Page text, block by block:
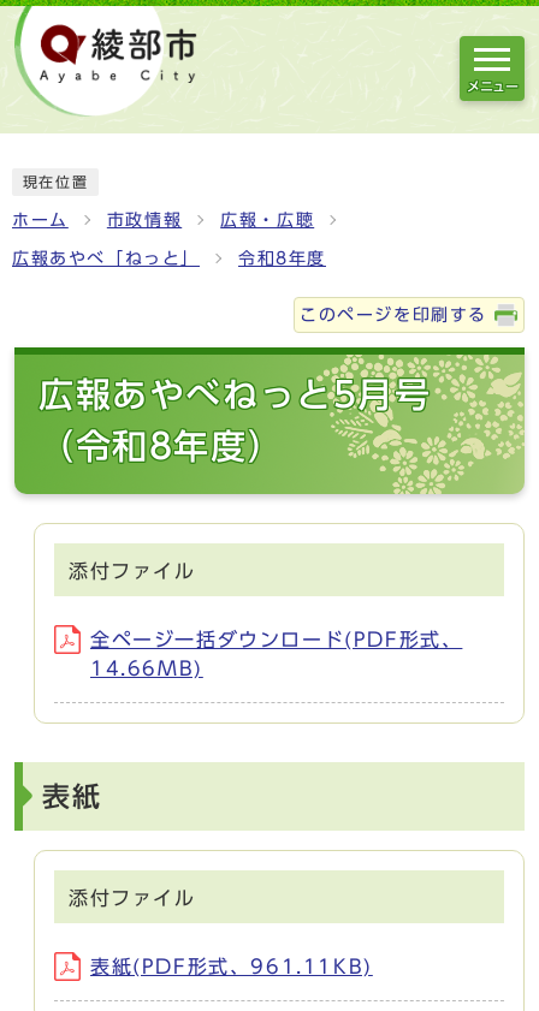
メニュー
現在位置
ホーム 市政情報 広報・広聴
広報あやべ「ねっと」 令和8年度
このページを印刷する
広報あやべねっと5月号
（令和8年度）
添付ファイル
全ページ一括ダウンロード(PDF形式、
14.66MB)
表紙
添付ファイル
表紙(PDF形式、961.11KB)